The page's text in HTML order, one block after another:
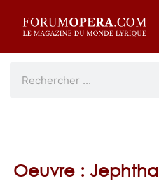
Oeuvre : Jephtha